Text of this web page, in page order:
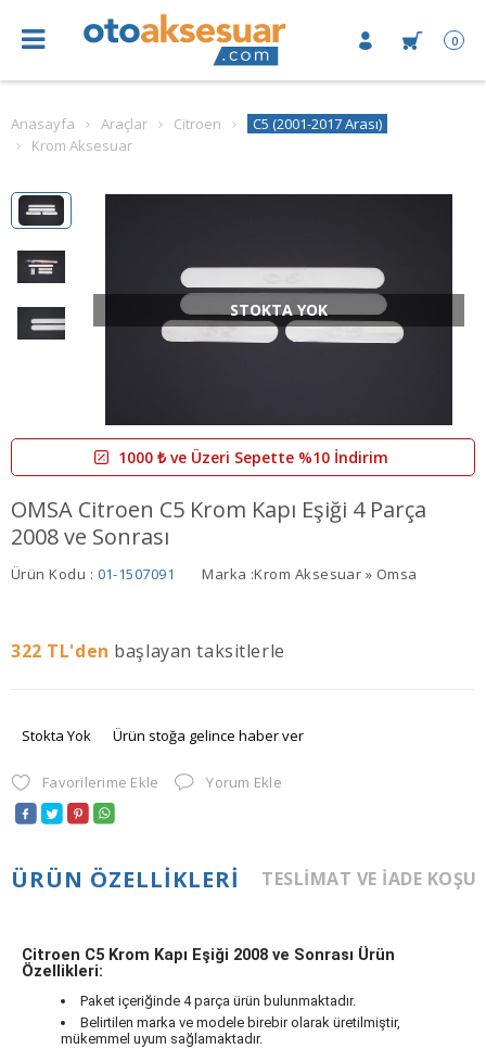
0
Anasayfa Araçlar Citroen
C5 (2001-2017 Arası)
Krom Aksesuar
STOKTA YOK
1000 ₺ ve Üzeri Sepette %10 İndirim
OMSA Citroen C5 Krom Kapı Eşiği 4 Parça
2008 ve Sonrası
Ürün Kodu : 01-1507091 Marka :Krom Aksesuar » Omsa
322 TL'den başlayan taksitlerle
Stokta Yok Ürün stoğa gelince haber ver
Favorilerime Ekle Yorum Ekle
ÜRÜN ÖZELLIKLERI TESLIMAT VE İADE
Citroen C5 Krom Kapı Eşiği 2008 ve Sonrası Ürün
Özellikleri:
Paket içeriğinde 4 parça ürün bulunmaktadır.
Belirtilen marka ve modele birebir olarak üretilmiştir,
mükemmel uyum sağlamaktadır.